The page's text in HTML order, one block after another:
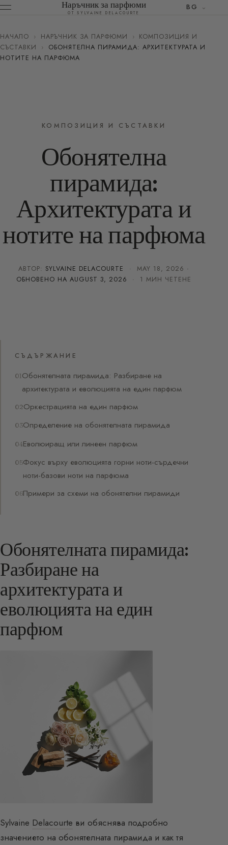
Наръчник за парфюми
ОТ SYLVAINE DELACOURTE
BG
НАЧАЛО › НАРЪЧНИК ЗА ПАРФЮМИ › КОМПОЗИЦИЯ И
СЪСТАВКИ
›
ОБОНЯТЕЛНА ПИРАМИДА: АРХИТЕКТУРАТА И
НОТИТЕ НА ПАРФЮМА
КОМПОЗИЦИЯ И СЪСТАВКИ
Обонятелна
пирамида:
Архитектурата и
нотите на парфюма
АВТОР: SYLVAINE DELACOURTE · MAY 18, 2026 ·
ОБНОВЕНО НА AUGUST 3, 2026 · 1 МИН ЧЕТЕНЕ
СЪДЪРЖАНИЕ
Обонятелната пирамида: Разбиране на
архитектурата и еволюцията на един парфюм
Оркестрацията на един парфюм
Определение на обонятелната пирамида
Еволюиращ или линеен парфюм
Фокус върху еволюцията горни ноти-сърдечни
ноти-базови ноти на парфюма
Примери за схеми на обонятелни пирамиди
Обонятелната пирамида:
Разбиране на
архитектурата и
еволюцията на един
парфюм
Sylvaine Delacourte ви обяснява подробно
значението на обонятелната пирамида и как тя